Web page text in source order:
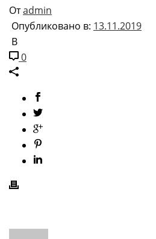
Отadmin
Опубликовано в: 13.11.2019
В
0